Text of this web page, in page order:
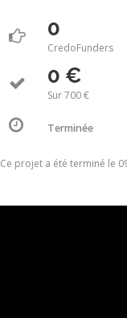
0
CredoFunders
0 €
Sur 700 €
Terminée
Ce projet a été terminé le